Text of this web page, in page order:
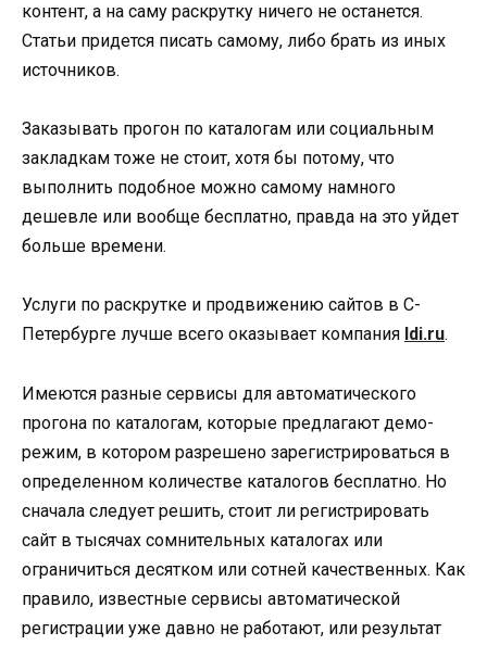
контент, а на саму раскрутку ничего не останется.
Статьи придется писать самому, либо брать из иных
источников.
Заказывать прогон по каталогам или социальным
закладкам тоже не стоит, хотя бы потому, что
выполнить подобное можно самому намного
дешевле или вообще бесплатно, правда на это уйдет
больше времени.
Услуги по раскрутке и продвижению сайтов в С-
Петербурге лучше всего оказывает компания ldi.ru.
Имеются разные сервисы для автоматического
прогона по каталогам, которые предлагают демо-
режим, в котором разрешено зарегистрироваться в
определенном количестве каталогов бесплатно. Но
сначала следует решить, стоит ли регистрировать
сайт в тысячах сомнительных каталогах или
ограничиться десятком или сотней качественных. Как
правило, известные сервисы автоматической
регистрации уже давно не работают, или результат